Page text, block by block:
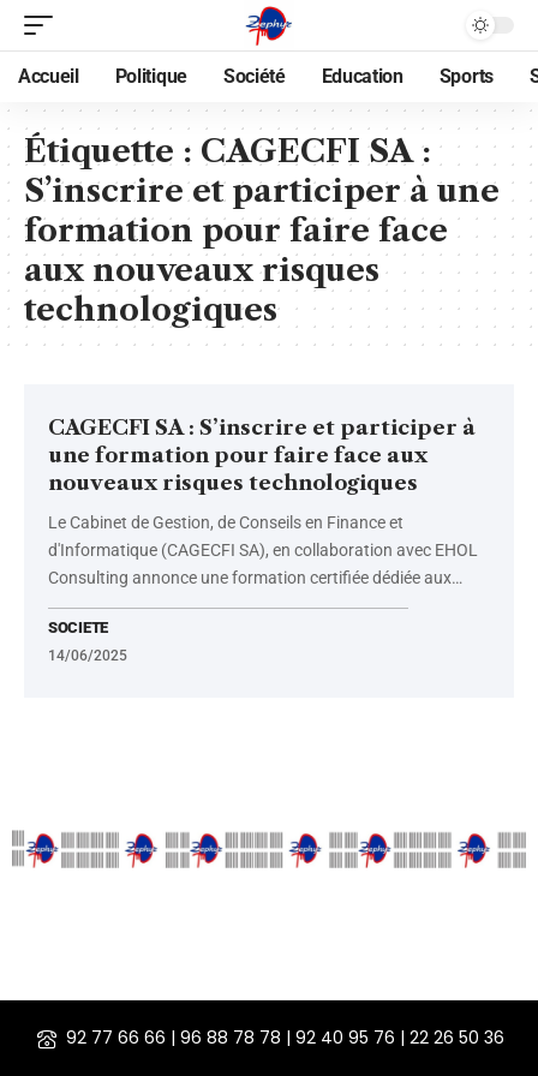
Accueil Politique Société Education Sports
Étiquette : CAGECFI SA :
S’inscrire et participer à une
formation pour faire face
aux nouveaux risques
technologiques
CAGECFI SA : S’inscrire et participer à
une formation pour faire face aux
nouveaux risques technologiques
Le Cabinet de Gestion, de Conseils en Finance et
d'Informatique (CAGECFI SA), en collaboration avec EHOL
Consulting annonce une formation certifiée dédiée aux…
SOCIETE
14/06/2025
92 77 66 66 | 96 88 78 78 | 92 40 95 76 | 22 26 50 36